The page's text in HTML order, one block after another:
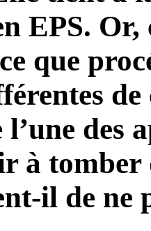
EPS.
que
des
à
il de ne